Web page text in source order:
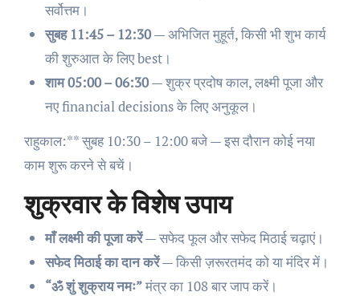
सर्वोत्तम।
सुबह 11:45 – 12:30— अभिजित मुहूर्त, किसी भी शुभ कार्य
की शुरुआत के लिए best।
शाम 05:00 – 06:30— शुक्र प्रदोष काल, लक्ष्मी पूजा और
नए financial decisions के लिए अनुकूल।
राहुकाल:** सुबह 10:30 – 12:00 बजे — इस दौरान कोई नया
काम शुरू करने से बचें।
शुक्रवार के विशेष उपाय
माँ लक्ष्मी की पूजा करें— सफेद फूल और सफेद मिठाई चढ़ाएं।
सफेद मिठाई का दान करें— किसी ज़रूरतमंद को या मंदिर में।
“ॐ शुं शुक्राय नमः”मंत्र का 108 बार जाप करें।